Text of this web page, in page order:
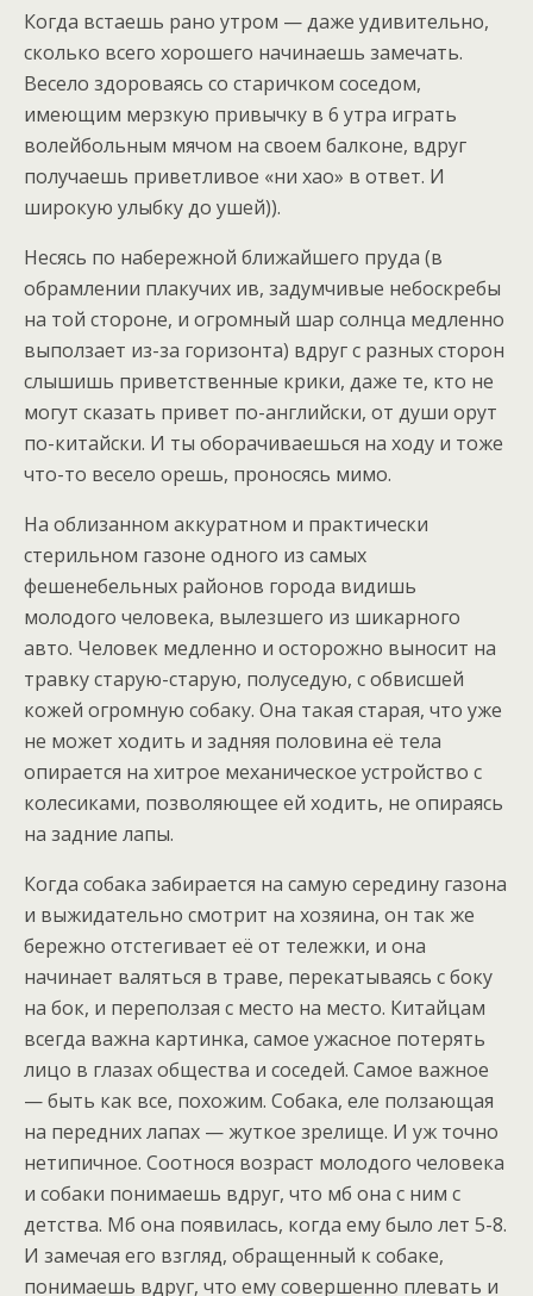
Когда встаешь рано утром — даже удивительно,
сколько всего хорошего начинаешь замечать.
Весело здороваясь со старичком соседом,
имеющим мерзкую привычку в 6 утра играть
волейбольным мячом на своем балконе, вдруг
получаешь приветливое «ни хао» в ответ. И
широкую улыбку до ушей)).
Несясь по набережной ближайшего пруда (в
обрамлении плакучих ив, задумчивые небоскребы
на той стороне, и огромный шар солнца медленно
выползает из-за горизонта) вдруг с разных сторон
слышишь приветственные крики, даже те, кто не
могут сказать привет по-английски, от души орут
по-китайски. И ты оборачиваешься на ходу и тоже
что-то весело орешь, проносясь мимо.
На облизанном аккуратном и практически
стерильном газоне одного из самых
фешенебельных районов города видишь
молодого человека, вылезшего из шикарного
авто. Человек медленно и осторожно выносит на
травку старую-старую, полуседую, с обвисшей
кожей огромную собаку. Она такая старая, что уже
не может ходить и задняя половина её тела
опирается на хитрое механическое устройство с
колесиками, позволяющее ей ходить, не опираясь
на задние лапы.
Когда собака забирается на самую середину газона
и выжидательно смотрит на хозяина, он так же
бережно отстегивает её от тележки, и она
начинает валяться в траве, перекатываясь с боку
на бок, и переползая с место на место. Китайцам
всегда важна картинка, самое ужасное потерять
лицо в глазах общества и соседей. Самое важное
— быть как все, похожим. Собака, еле ползающая
на передних лапах — жуткое зрелище. И уж точно
нетипичное. Соотнося возраст молодого человека
и собаки понимаешь вдруг, что мб она с ним с
детства. Мб она появилась, когда ему было лет 5-8.
И замечая его взгляд, обращенный к собаке,
понимаешь вдруг, что ему совершенно плевать и